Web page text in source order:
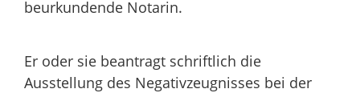
beurkundende Notarin.
Er oder sie beantragt schriftlich die
Ausstellung des Negativzeugnisses bei der